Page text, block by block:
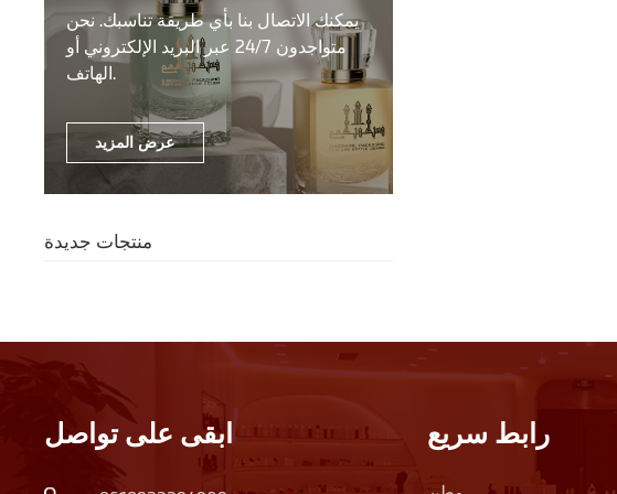
يمكنك الاتصال بنا بأي طريقة تناسبك. نحن
متواجدون 24/7 عبر البريد الإلكتروني أو
الهاتف.
عرض المزيد
منتجات جديدة
ابقى على تواصل رابط سريع